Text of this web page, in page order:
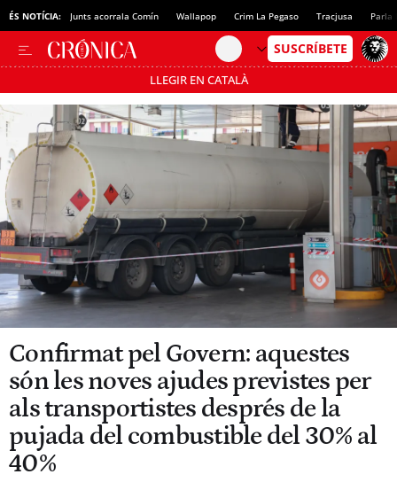
ÉS NOTÍCIA: Junts acorrala Comín Wallapop Crim La Pegaso Tracjusa Parla
LLEGIR EN CATALÀ
Passa’t al mode estalvi
Confirmat pel Govern: aquestes
són les noves ajudes previstes per
als transportistes després de la
pujada del combustible del 30% al
40%